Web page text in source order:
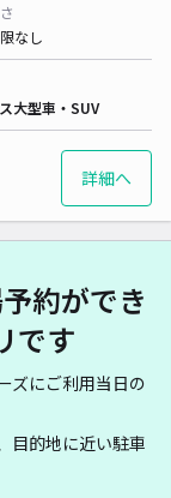
なし
大型車・SUV
詳細へ
約ができ
です
ズにご利用当日の
目的地に近い駐車